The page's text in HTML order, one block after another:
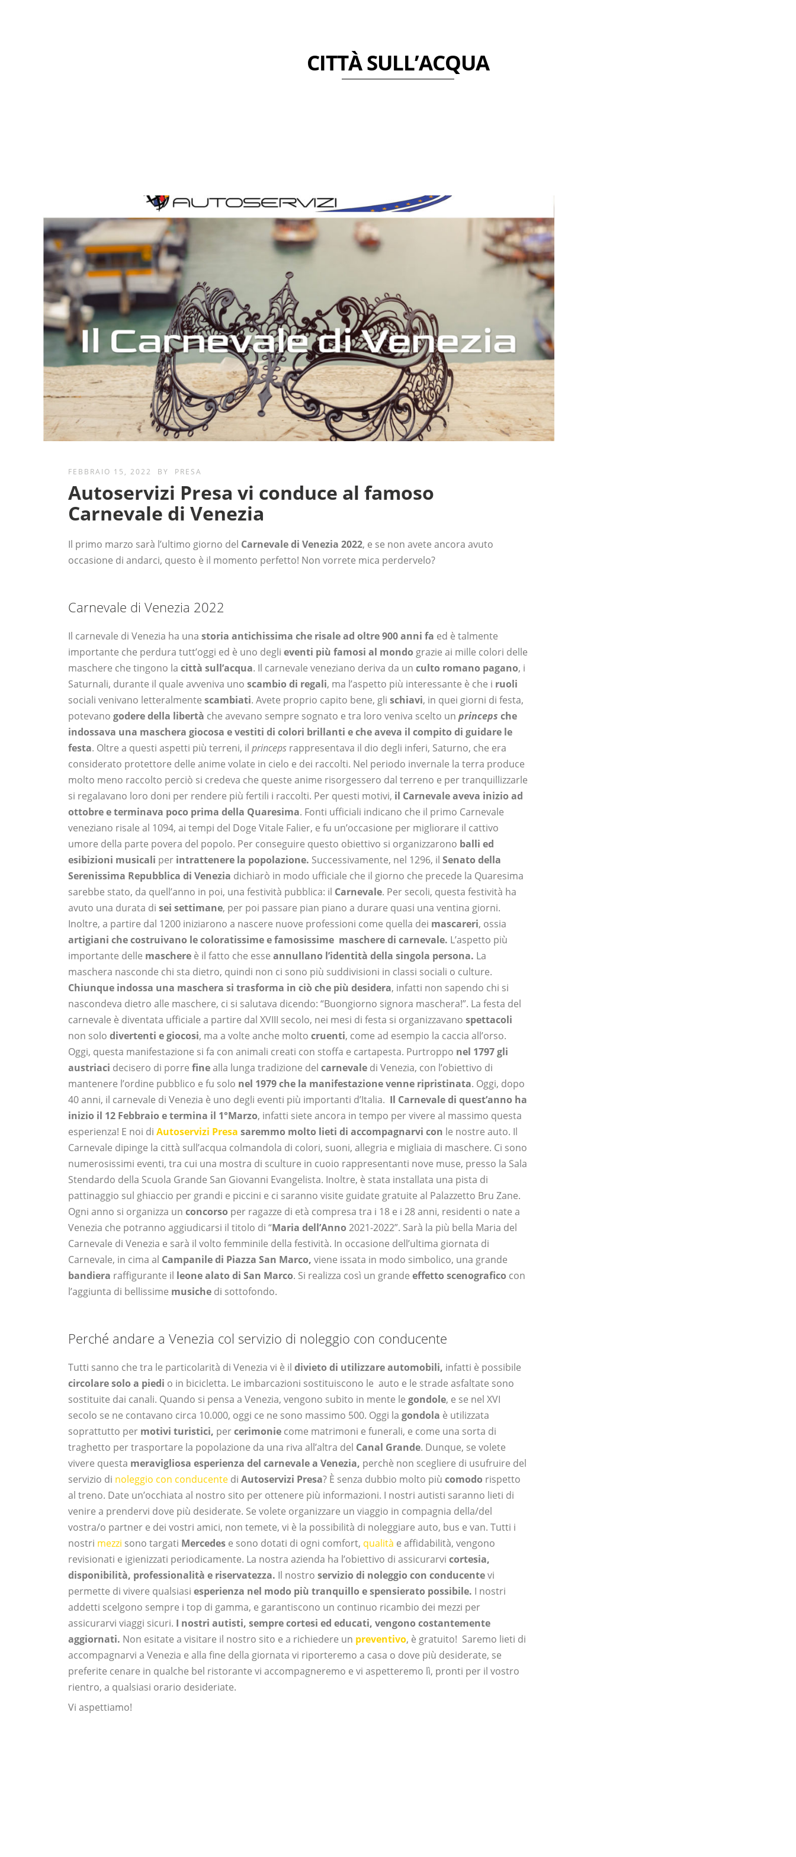
CITTÀ SULL’ACQUA
FEBBRAIO 15, 2022 BY PRESA
Autoservizi Presa vi conduce al famoso
Carnevale di Venezia
Il primo marzo sarà l’ultimo giorno del Carnevale di Venezia 2022, e se non avete ancora avuto
occasione di andarci, questo è il momento perfetto! Non vorrete mica perdervelo?
Carnevale di Venezia 2022
Il carnevale di Venezia ha unastoria antichissima che risale ad oltre 900 anni fa ed è talmente
importante che perdura tutt’oggi ed è uno deglieventi più famosi al mondo grazie ai mille colori delle
maschere che tingono lacittà sull’acqua. Il carnevale veneziano deriva da unculto romano pagano, i
Saturnali, durante il quale avveniva unoscambio di regali, ma l’aspetto più interessante è che i ruoli
sociali venivano letteralmentescambiati. Avete proprio capito bene, glischiavi, in quei giorni di festa,
potevano godere della libertà che avevano sempre sognato e tra loro veniva scelto un princepsche
indossava una maschera giocosa e vestiti di colori brillanti e che aveva il compito di guidare le
festa. Oltre a questi aspetti più terreni, ilprinceps rappresentava il dio degli inferi, Saturno, che era
considerato protettore delle anime volate in cielo e dei raccolti. Nel periodo invernale la terra produce
molto meno raccolto perciò si credeva che queste anime risorgessero dal terreno e per tranquillizzarle
si regalavano loro doni per rendere più fertili i raccolti. Per questi motivi, il Carnevale aveva inizio ad
ottobre e terminava poco prima della Quaresima. Fonti ufficiali indicano che il primo Carnevale
veneziano risale al 1094, ai tempi del Doge Vitale Falier, e fu un’occasione per migliorare il cattivo
umore della parte povera del popolo. Per conseguire questo obiettivo si organizzarono balli ed
esibizioni musicali per intrattenere la popolazione. Successivamente, nel 1296, ilSenato della
Serenissima Repubblica di Venezia dichiarò in modo ufficiale che il giorno che precede la Quaresima
sarebbe stato, da quell’anno in poi, una festività pubblica: il Carnevale. Per secoli, questa festività ha
avuto una durata disei settimane, per poi passare pian piano a durare quasi una ventina giorni.
Inoltre, a partire dal 1200 iniziarono a nascere nuove professioni come quella dei mascareri, ossia
artigiani che costruivano le coloratissime e famosissime maschere di carnevale. L’aspetto più
importante delle maschere è il fatto che esseannullano l’identità della singola persona. La
maschera nasconde chi sta dietro, quindi non ci sono più suddivisioni in classi sociali o culture.
Chiunque indossa una maschera si trasforma in ciò che più desidera, infatti non sapendo chi si
nascondeva dietro alle maschere, ci si salutava dicendo: “Buongiorno signora maschera!”. La festa del
carnevale è diventata ufficiale a partire dal XVIII secolo, nei mesi di festa si organizzavanospettacoli
non solodivertenti e giocosi, ma a volte anche moltocruenti, come ad esempio la caccia all’orso.
Oggi, questa manifestazione si fa con animali creati con stoffa e cartapesta. Purtroppo nel 1797 gli
austriaci decisero di porrefinealla lunga tradizione delcarnevale di Venezia, con l’obiettivo di
mantenere l’ordine pubblico e fu solo nel 1979 che la manifestazione venne ripristinata. Oggi, dopo
40 anni, il carnevale di Venezia è uno degli eventi più importanti d’Italia. Il Carnevale di quest’anno ha
inizio il 12 Febbraio e termina il 1°Marzo, infatti siete ancora in tempo per vivere al massimo questa
esperienza! E noi di Autoservizi Presa saremmo molto lieti di accompagnarvi con le nostre auto. Il
Carnevale dipinge la città sull’acqua colmandola di colori, suoni, allegria e migliaia di maschere. Ci sono
numerosissimi eventi, tra cui una mostra di sculture in cuoio rappresentanti nove muse, presso la Sala
Stendardo della Scuola Grande San Giovanni Evangelista. Inoltre, è stata installata una pista di
pattinaggio sul ghiaccio per grandi e piccini e ci saranno visite guidate gratuite al Palazzetto Bru Zane.
Ogni anno si organizza unconcorso per ragazze di età compresa tra i 18 e i 28 anni, residenti o nate a
Venezia che potranno aggiudicarsi il titolo di “Maria dell’Anno2021-2022”. Sarà la più bella Maria del
Carnevale di Venezia e sarà il volto femminile della festività. In occasione dell’ultima giornata di
Carnevale, in cima al Campanile di Piazza San Marco, viene issata in modo simbolico, una grande
bandiera raffigurante il leone alato di San Marco. Si realizza così un grandeeffetto scenografico con
l’aggiunta di bellissime musiche di sottofondo.
Perché andare a Venezia col servizio di noleggio con conducente
Tutti sanno che tra le particolarità di Venezia vi è ildivieto di utilizzare automobili, infatti è possibile
circolare solo a piedi o in bicicletta. Le imbarcazioni sostituiscono le auto e le strade asfaltate sono
sostituite dai canali. Quando si pensa a Venezia, vengono subito in mente legondole, e se nel XVI
secolo se ne contavano circa 10.000, oggi ce ne sono massimo 500. Oggi lagondola è utilizzata
soprattutto per motivi turistici, percerimonie come matrimoni e funerali, e come una sorta di
traghetto per trasportare la popolazione da una riva all’altra del Canal Grande. Dunque, se volete
vivere questa meravigliosa esperienza del carnevale a Venezia, perchè non scegliere di usufruire del
servizio di noleggio con conducente diAutoservizi Presa? È senza dubbio molto piùcomodo rispetto
al treno. Date un’occhiata al nostro sito per ottenere più informazioni. I nostri autisti saranno lieti di
venire a prendervi dove più desiderate. Se volete organizzare un viaggio in compagnia della/del
vostra/o partner e dei vostri amici, non temete, vi è la possibilità di noleggiare auto, bus e van. Tutti i
nostri mezzi sono targati Mercedes e sono dotati di ogni comfort, qualità e affidabilità, vengono
revisionati e igienizzati periodicamente. La nostra azienda ha l’obiettivo di assicurarvi cortesia,
disponibilità, professionalità e riservatezza. Il nostroservizio di noleggio con conducentevi
permette di vivere qualsiasiesperienza nel modo più tranquillo e spensierato possibile. I nostri
addetti scelgono sempre i top di gamma, e garantiscono un continuo ricambio dei mezzi per
assicurarvi viaggi sicuri. I nostri autisti, sempre cortesi ed educati, vengono costantemente
aggiornati. Non esitate a visitare il nostro sito e a richiedere un preventivo, è gratuito! Saremo lieti di
accompagnarvi a Venezia e alla fine della giornata vi riporteremo a casa o dove più desiderate, se
preferite cenare in qualche bel ristorante vi accompagneremo e vi aspetteremo lì, pronti per il vostro
rientro, a qualsiasi orario desideriate.
Vi aspettiamo!